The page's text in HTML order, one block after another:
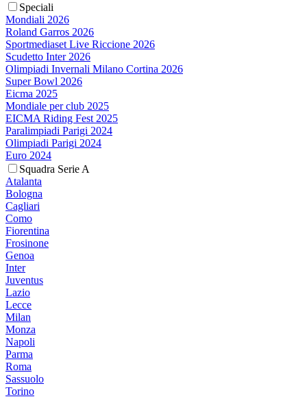
Speciali
Mondiali 2026
Roland Garros 2026
Sportmediaset Live Riccione 2026
Scudetto Inter 2026
Olimpiadi Invernali Milano Cortina 2026
Super Bowl 2026
Eicma 2025
Mondiale per club 2025
EICMA Riding Fest 2025
Paralimpiadi Parigi 2024
Olimpiadi Parigi 2024
Euro 2024
Squadra Serie A
Atalanta
Bologna
Cagliari
Como
Fiorentina
Frosinone
Genoa
Inter
Juventus
Lazio
Lecce
Milan
Monza
Napoli
Parma
Roma
Sassuolo
Torino